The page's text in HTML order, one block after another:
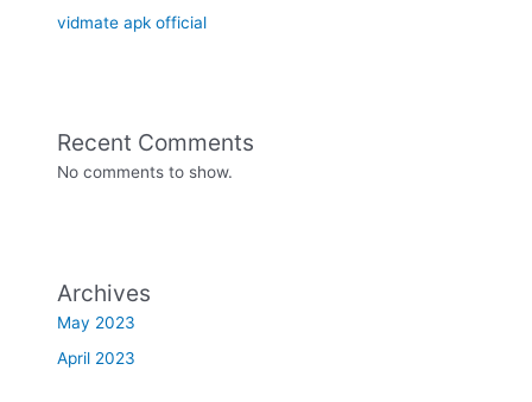
vidmate apk official
Recent Comments
No comments to show.
Archives
May 2023
April 2023